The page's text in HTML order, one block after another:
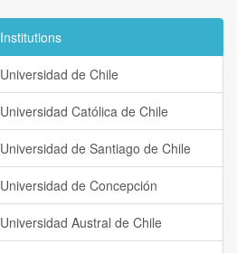
Institutions
Universidad de Chile
Universidad Católica de Chile
Universidad de Santiago de Chile
Universidad de Concepción
Universidad Austral de Chile